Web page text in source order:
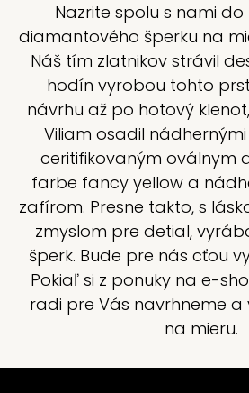
Nazrite spolu s nami
diamantového šperku na
Náš tím zlatnikov strávil
hodín vyrobou tohto
návrhu až po hotový
Viliam osadil nádhernými
ceritifikovaným oválnym
farbe fancy yellow a
zafírom. Presne takto, s
zmyslom pre detial,
šperk. Bude pre nás cťou
Pokiaľ si z ponuky na e-
radi pre Vás navrhneme
na mieru.